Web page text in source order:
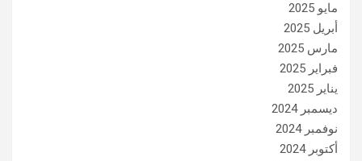
مايو 2025
أبريل 2025
مارس 2025
فبراير 2025
يناير 2025
ديسمبر 2024
نوفمبر 2024
أكتوبر 2024